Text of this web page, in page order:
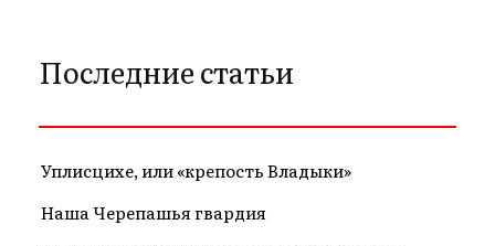
Последние статьи
Уплисцихе, или «крепость Владыки»
Наша Черепашья гвардия